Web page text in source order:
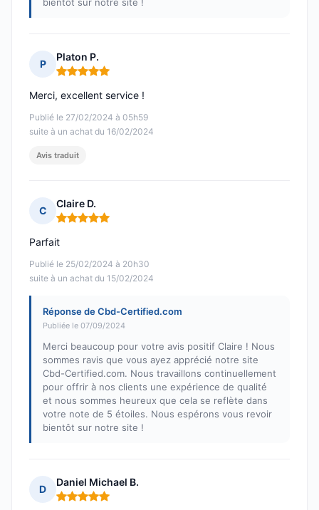
P
Platon P.
Note : 5 sur 5
Publié le 27/02/2024 à 05h59
suite à un achat du 16/02/2024
Merci, excellent service !
Avis traduit
C
Claire D.
Note : 5 sur 5
Publié le 25/02/2024 à 20h30
suite à un achat du 15/02/2024
Parfait
Réponse de Cbd-Certified.com
Publiée le 07/09/2024
Merci beaucoup pour votre avis positif Claire ! Nous
sommes ravis que vous ayez apprécié notre site
Cbd-Certified.com. Nous travaillons continuellement
pour offrir à nos clients une expérience de qualité
et nous sommes heureux que cela se reflète dans
votre note de 5 étoiles. Nous espérons vous revoir
bientôt sur notre site !
D
Daniel Michael B.
Note : 5 sur 5